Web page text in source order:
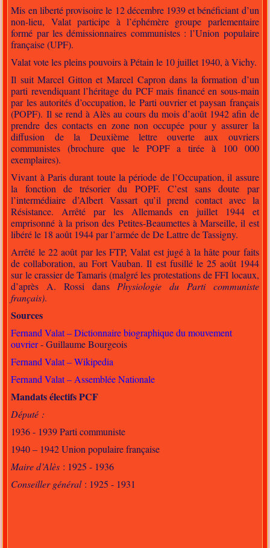
Mis en liberté provisoire le 12 décembre 1939 et bénéficiant d’un
non-lieu, Valat participe à l’éphémère groupe parlementaire
formé par les démissionnaires communistes : l’Union populaire
française (UPF).
Valat vote les pleins pouvoirs à Pétain le 10 juillet 1940, à Vichy.
Il suit Marcel Gitton et Marcel Capron dans la formation d’un
parti revendiquant l’héritage du PCF mais financé en sous-main
par les autorités d’occupation, le Parti ouvrier et paysan français
(POPF). Il se rend à Alès au cours du mois d’août 1942 afin de
prendre des contacts en zone non occupée pour y assurer la
diffusion de la Deuxième lettre ouverte aux ouvriers
communistes (brochure que le POPF a tirée à 100 000
exemplaires).
Vivant à Paris durant toute la période de l’Occupation, il assure
la fonction de trésorier du POPF. C’est sans doute par
l’intermédiaire d’Albert Vassart qu’il prend contact avec la
Résistance. Arrêté par les Allemands en juillet 1944 et
emprisonné à la prison des Petites-Beaumettes à Marseille, il est
libéré le 18 août 1944 par l’armée de De Lattre de Tassigny.
Arrêté le 22 août par les FTP, Valat est jugé à la hâte pour faits
de collaboration, au Fort Vauban. Il est fusillé le 25 août 1944
sur le crassier de Tamaris (malgré les protestations de FFI locaux,
d’après A. Rossi dansPhysiologie du Parti communiste
français).
Sources
Fernand Valat – Dictionnaire biographique du mouvement
ouvrier- Guillaume Bourgeois
Fernand Valat – Wikipedia
Fernand Valat – Assemblée Nationale
Mandats électifs PCF
Député :
1936 - 1939 Parti communiste
1940 – 1942 Union populaire française
Maire d’Alès : 1925 - 1936
Conseiller général: 1925 - 1931